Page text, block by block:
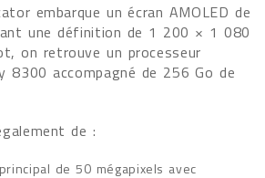
embarque un écran AMOLED de
une définition de 1 200 × 1 080
on retrouve un processeur
8300 accompagné de 256 Go de
de :
de 50 mégapixels avec